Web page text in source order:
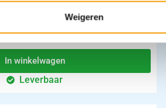
Weigeren
voor AMBUMan I, W & oude AMBU Man
In winkelwagen
Leverbaar